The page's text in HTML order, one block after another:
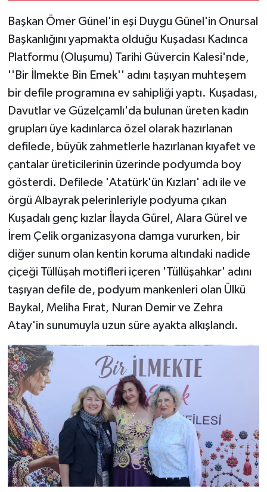
Başkan Ömer Günel'in eşi Duygu Günel'in Onursal
Başkanlığını yapmakta olduğu Kuşadası Kadınca
Platformu (Oluşumu) Tarihi Güvercin Kalesi'nde,
''Bir İlmekte Bin Emek'' adını taşıyan muhteşem
bir defile programına ev sahipliği yaptı. Kuşadası,
Davutlar ve Güzelçamlı'da bulunan üreten kadın
grupları üye kadınlarca özel olarak hazırlanan
defilede, büyük zahmetlerle hazırlanan kıyafet ve
çantalar üreticilerinin üzerinde podyumda boy
gösterdi. Defilede 'Atatürk'ün Kızları' adı ile ve
örgü Albayrak pelerinleriyle podyuma çıkan
Kuşadalı genç kızlar İlayda Gürel, Alara Gürel ve
İrem Çelik organizasyona damga vururken, bir
diğer sunum olan kentin koruma altındaki nadide
çiçeği Tüllüşah motifleri içeren 'Tüllüşahkar' adını
taşıyan defile de, podyum mankenleri olan Ülkü
Baykal, Meliha Fırat, Nuran Demir ve Zehra
Atay'in sunumuyla uzun süre ayakta alkışlandı.